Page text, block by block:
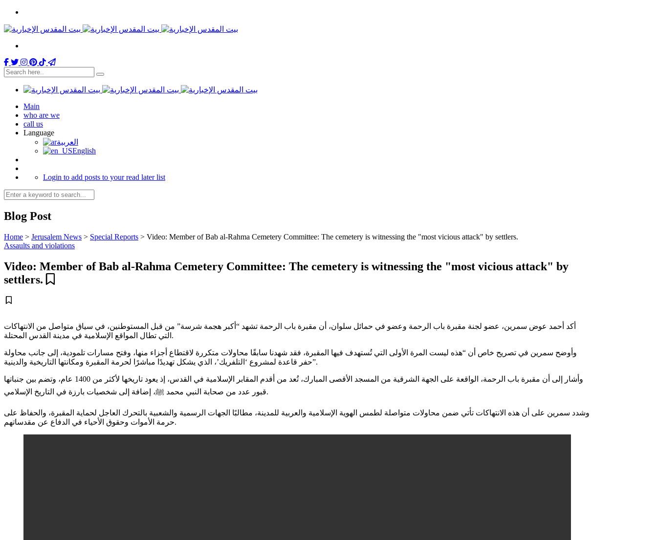
Main
who are we
call us
Language
العربية
English
Login to add posts to your read later list
Blog Post
Home > Jerusalem News > Special Reports > Video: Member of Bab al-Rahma Cemetery Committee: The cemetery is witnessing the "most vicious attack" by settlers.
Assaults and violations
Video: Member of Bab al-Rahma Cemetery Committee: The cemetery is witnessing the "most vicious attack" by
settlers.
أكد أحمد عوض سمرين، عضو لجنة مقبرة باب الرحمة وعضو في حمائل سلوان، أن مقبرة باب الرحمة تشهد “أكبر هجمة شرسة” من قبل المستوطنين، في سياق متواصل من الانتهاكات
التي تطال المواقع الإسلامية في مدينة القدس المحتلة.
وأوضح سمرين في تصريح خاص أن “هذه ليست المرة الأولى التي تُستهدف فيها المقبرة، فقد شهدنا سابقًا محاولات متكررة لاقتطاع أجزاء منها، وفتح مسارات تلمودية، إلى جانب محاولة
حفر قاعدة لمشروع ‘التلفريك’، الذي يشكل تهديدًا مباشرًا لحرمة المقبرة ومكانتها التاريخية والدينية”.
وأشار إلى أن مقبرة باب الرحمة، الواقعة على الجهة الشرقية من المسجد الأقصى المبارك، تُعد من أقدم المقابر الإسلامية في القدس، إذ يعود تاريخها لأكثر من 1400 عام، وتضم بين جنباتها
قبور عدد من صحابة النبي محمد ﷺ، إضافة إلى شخصيات بارزة في التاريخ الإسلامي.
وشدد سمرين على أن هذه الانتهاكات تأتي ضمن محاولات متواصلة لطمس الهوية الإسلامية والعربية للمدينة، مطالبًا الجهات الرسمية والشعبية بالتحرك العاجل لحماية المقبرة، والحفاظ على
حرمة الأموات وحقوق الأحياء في الدفاع عن مقدساتهم.